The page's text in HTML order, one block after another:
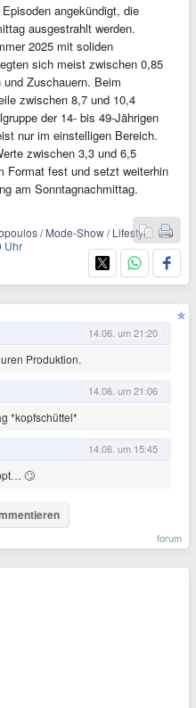
angekündigt, die
ausgestrahlt werden.
2025 mit soliden
sich meist zwischen 0,85
Zuschauern. Beim
zwischen 8,7 und 10,4
der 14- bis 49-Jährigen
nur im einstelligen Bereich.
zwischen 3,3 und 6,5
Format fest und setzt weiterhin
am Sonntagnachmittag.
/ Mode-Show / Lifestyle
Uhr
14.06. um 21:20
Produktion.
14.06. um 21:06
*kopfschüttel*
14.06. um 15:45
🙄
forum